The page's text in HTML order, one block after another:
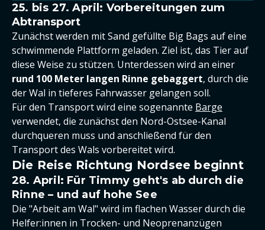
25. bis 27. April: Vorbereitungen zum
Abtransport
Zunächst werden mit Sand gefüllte Big Bags auf eine
schwimmende Plattform geladen. Ziel ist, das Tier auf
diese Weise zu stützen. Unterdessen wird an einer
rund 100 Meter langen Rinne gebaggert, durch die
der Wal in tieferes Fahrwasser gelangen soll.
Für den Transport wird eine sogenannte Barge
verwendet, die zunächst den Nord-Ostsee-Kanal
durchqueren muss und anschließend für den
Transport des Wals vorbereitet wird.
Die Reise Richtung Nordsee beginnt
28. April: Für Timmy geht's ab durch die
Rinne – und auf hohe See
Die "Arbeit am Wal" wird im flachen Wasser durch die
Helfer:innen in Trocken- und Neoprenanzügen